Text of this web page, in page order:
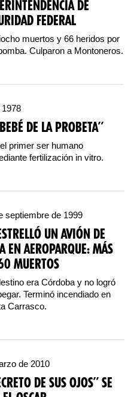
DE
FEDERAL
muertos y 66 heridos por
Culparon a Montoneros.
1978
DE LA PROBETA”
primer ser humano
fertilización in vitro.
septiembre de 1999
UN AVIÓN DE
EN AEROPARQUE: MÁS
MUERTOS
era Córdoba y no logró
Terminó incendiado en
Carrasco.
de 2010
DE SUS OJOS” SE